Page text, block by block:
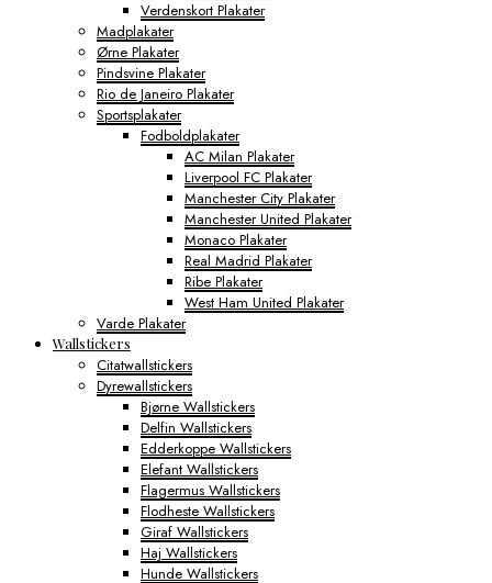
Verdenskort Plakater
Madplakater
Ørne Plakater
Pindsvine Plakater
Rio de Janeiro Plakater
Sportsplakater
Fodboldplakater
AC Milan Plakater
Liverpool FC Plakater
Manchester City Plakater
Manchester United Plakater
Monaco Plakater
Real Madrid Plakater
Ribe Plakater
West Ham United Plakater
Varde Plakater
Wallstickers
Citatwallstickers
Dyrewallstickers
Bjørne Wallstickers
Delfin Wallstickers
Edderkoppe Wallstickers
Elefant Wallstickers
Flagermus Wallstickers
Flodheste Wallstickers
Giraf Wallstickers
Haj Wallstickers
Hunde Wallstickers